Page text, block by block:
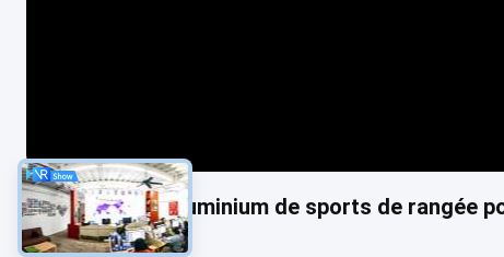
4 grandins en aluminium de sports de rangée